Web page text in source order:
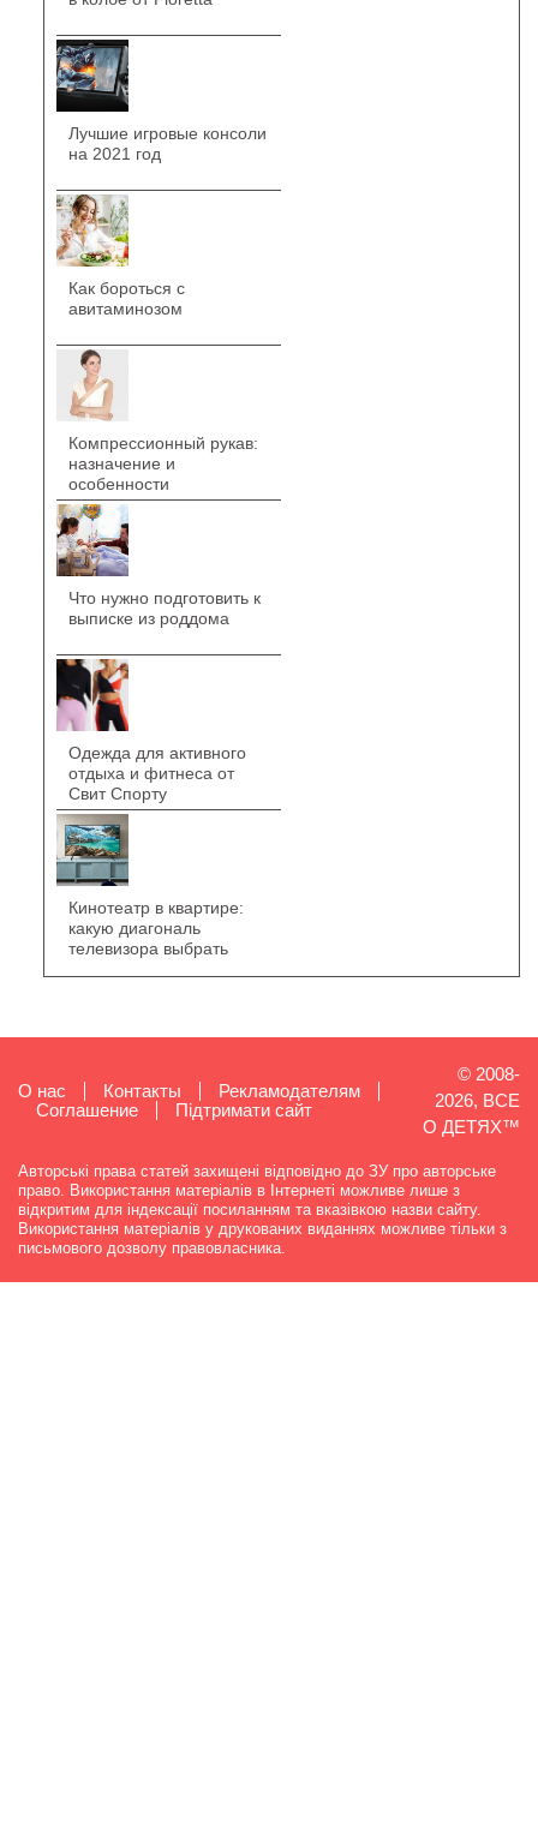
Лучшие игровые консоли
на 2021 год
Как бороться с
авитаминозом
Компрессионный рукав:
назначение и
особенности
Что нужно подготовить к
выписке из роддома
Одежда для активного
отдыха и фитнеса от
Свит Спорту
Кинотеатр в квартире:
какую диагональ
телевизора выбрать
О нас Контакты
Рекламодателям
Cоглашение
Підтримати сайт
© 2008-
2026, ВСЕ
О ДЕТЯХ™
Авторські права статей захищені відповідно до ЗУ про авторське
право. Використання матеріалів в Інтернеті можливе лише з
відкритим для індексації посиланням та вказівкою назви сайту.
Використання матеріалів у друкованих виданнях можливе тільки з
письмового дозволу правовласника.